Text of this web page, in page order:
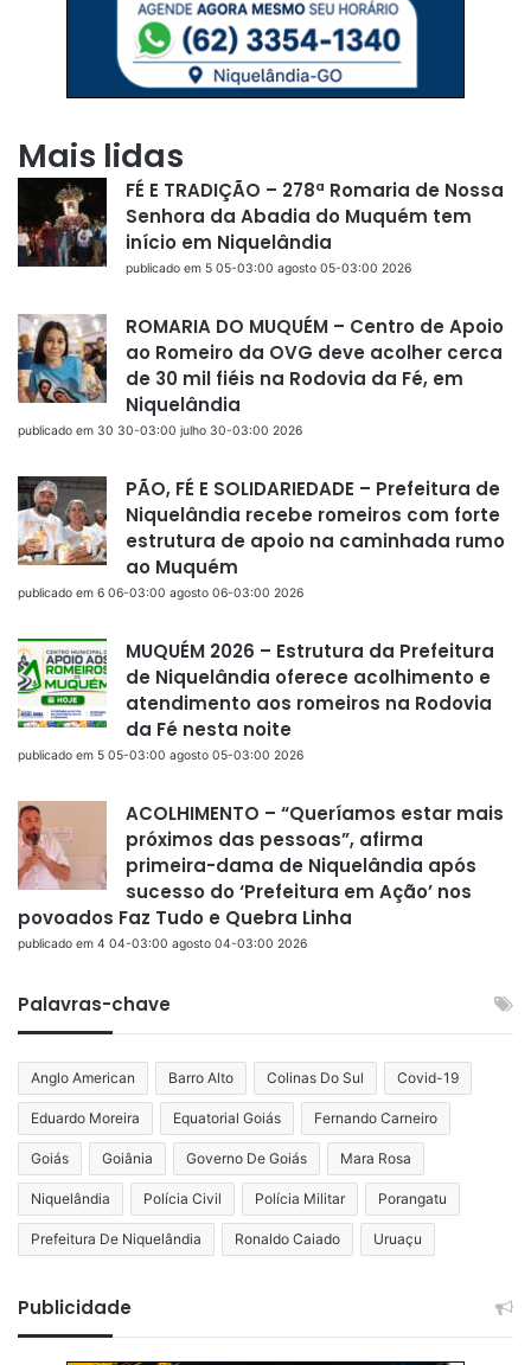
Mais lidas
FÉ E TRADIÇÃO – 278ª Romaria de Nossa
Senhora da Abadia do Muquém tem
início em Niquelândia
publicado em 5 05-03:00 agosto 05-03:00 2026
ROMARIA DO MUQUÉM – Centro de Apoio
ao Romeiro da OVG deve acolher cerca
de 30 mil fiéis na Rodovia da Fé, em
Niquelândia
publicado em 30 30-03:00 julho 30-03:00 2026
PÃO, FÉ E SOLIDARIEDADE – Prefeitura de
Niquelândia recebe romeiros com forte
estrutura de apoio na caminhada rumo
ao Muquém
publicado em 6 06-03:00 agosto 06-03:00 2026
MUQUÉM 2026 – Estrutura da Prefeitura
de Niquelândia oferece acolhimento e
atendimento aos romeiros na Rodovia
da Fé nesta noite
publicado em 5 05-03:00 agosto 05-03:00 2026
ACOLHIMENTO – “Queríamos estar mais
próximos das pessoas”, afirma
primeira-dama de Niquelândia após
sucesso do ‘Prefeitura em Ação’ nos
povoados Faz Tudo e Quebra Linha
publicado em 4 04-03:00 agosto 04-03:00 2026
Palavras-chave
Anglo American Barro Alto Colinas Do Sul Covid-19
Eduardo Moreira Equatorial Goiás Fernando Carneiro
Goiás Goiânia Governo De Goiás Mara Rosa
Niquelândia Polícia Civil Polícia Militar Porangatu
Prefeitura De Niquelândia Ronaldo Caiado Uruaçu
Publicidade